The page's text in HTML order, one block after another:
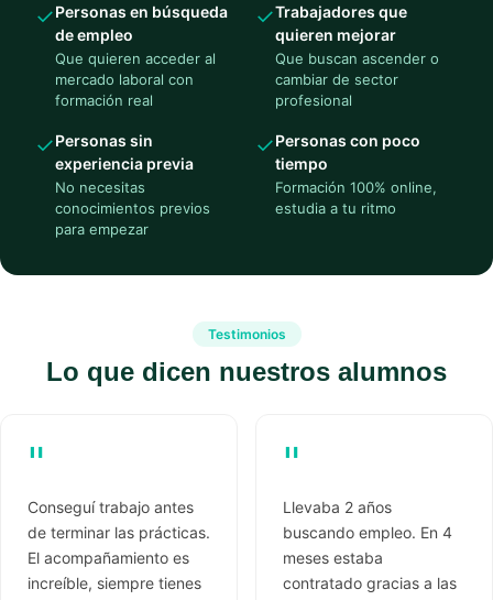
✓Personas en búsqueda
de empleo
Que quieren acceder al
mercado laboral con
formación real
✓Trabajadores que
quieren mejorar
Que buscan ascender o
cambiar de sector
profesional
✓Personas sin
experiencia previa
No necesitas
conocimientos previos
para empezar
✓Personas con poco
tiempo
Formación 100% online,
estudia a tu ritmo
Testimonios
Lo que dicen nuestros alumnos
"
Conseguí trabajo antes
de terminar las prácticas.
El acompañamiento es
increíble, siempre tienes
"
Llevaba 2 años
buscando empleo. En 4
meses estaba
contratado gracias a las